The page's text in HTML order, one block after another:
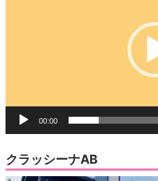
00:00
クラッシーナAB